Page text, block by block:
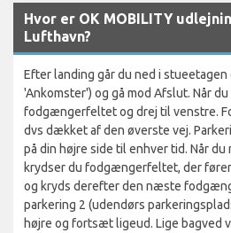
Hvor er OK MOBILITY
Lufthavn?
Efter landing går du ned i stueetagen
'Ankomster') og gå mod Afslut. Når
fodgængerfeltet og drej til venstre.
dvs dækket af den øverste vej.
på din højre side til enhver tid. Når
krydser du fodgængerfeltet, der
og kryds derefter den næste
parkering 2 (udendørs
højre og fortsæt ligeud. Lige bagved